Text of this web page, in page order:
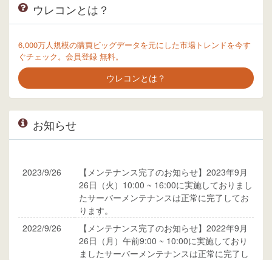
ウレコンとは？
6,000万人規模の購買ビッグデータを元にした市場トレンドを今す
ぐチェック。会員登録 無料。
ウレコンとは？
お知らせ
2023/9/26
【メンテナンス完了のお知らせ】2023年9月
26日（火）10:00 ~ 16:00に実施しておりまし
たサーバーメンテナンスは正常に完了してお
ります。
2022/9/26
【メンテナンス完了のお知らせ】2022年9月
26日（月）午前9:00 ~ 10:00に実施しており
ましたサーバーメンテナンスは正常に完了し